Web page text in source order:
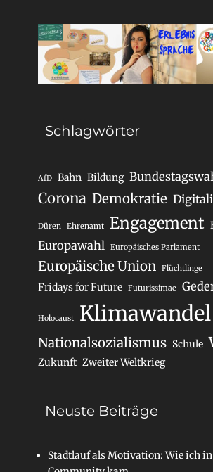
Schlagwörter
AfD Bahn Bildung
Corona Demokratie
Düren Ehrenamt Engagement
Europawahl Europäisches Parlament
Europäische Union Flüchtlinge
Fridays for Future Futurissimae
Holocaust Klimawandel
Nationalsozialismus Schule
Zukunft Zweiter Weltkrieg
Neuste Beiträge
Stadtlauf als Motivation: Wie ich